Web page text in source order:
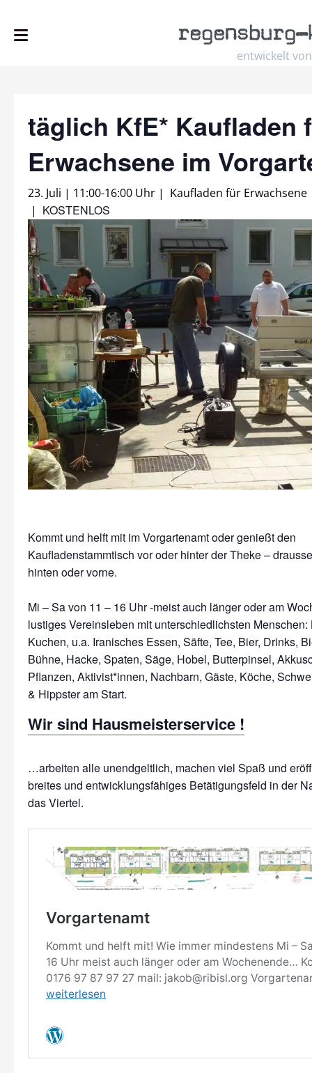
entwickelt von
regensburg–
täglich KfE* Kaufladen
Erwachsene im
23. Juli | 11:00-16:00 Uhr | Kaufladen für Erwachsene
| KOSTENLOS
Kommt und helft mit im Vorgartenamt oder genießt den
Kaufladenstammtisch vor oder hinter der Theke –
hinten oder vorne.
Mi – Sa von 11 – 16 Uhr -meist auch länger oder am
lustiges Vereinsleben mit unterschiedlichsten Menschen:
Kuchen, u.a. Iranisches Essen, Säfte, Tee, Bier, Drinks,
Bühne, Hacke, Spaten, Säge, Hobel, Butterpinsel,
Pflanzen, Aktivist*innen, Nachbarn, Gäste, Köche,
Wir sind Hausmeisterservice !
…arbeiten alle unendgeltlich, machen viel Spaß und
breites und entwicklungsfähiges Betätigungsfeld in der
das Viertel.